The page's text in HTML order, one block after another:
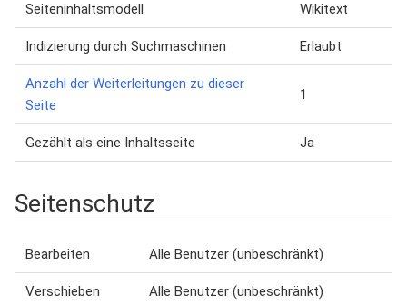
Seiteninhaltsmodell Wikitext
Indizierung durch Suchmaschinen Erlaubt
Anzahl der Weiterleitungen zu dieser
Seite
1
Gezählt als eine Inhaltsseite Ja
Seitenschutz
Bearbeiten Alle Benutzer (unbeschränkt)
Verschieben Alle Benutzer (unbeschränkt)